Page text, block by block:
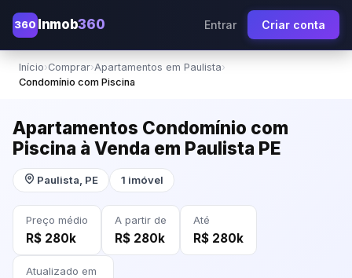
360 Inmob360 Entrar Criar conta
Início›Comprar›Apartamentos em Paulista›
Condomínio com Piscina
Apartamentos Condomínio com
Piscina à Venda em Paulista PE
Paulista, PE 1 imóvel
Preço médio
R$ 280k
A partir de
R$ 280k
Até
R$ 280k
Atualizado em